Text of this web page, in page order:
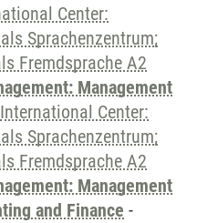
Center:
Sprachenzentrum;
Fremdsprache A2
Management
International Center:
Sprachenzentrum;
Fremdsprache A2
Management
and Finance -